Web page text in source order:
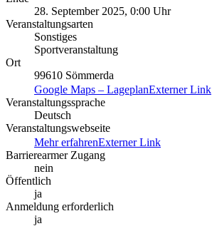
28. September 2025, 0:00 Uhr
Veranstaltungsarten
Sonstiges
Sportveranstaltung
Ort
99610 Sömmerda
Google Maps – LageplanExterner Link
Veranstaltungssprache
Deutsch
Veranstaltungswebseite
Mehr erfahrenExterner Link
Barrierearmer Zugang
nein
Öffentlich
ja
Anmeldung erforderlich
ja